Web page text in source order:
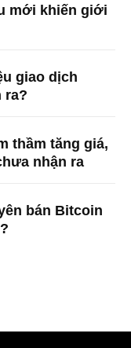
mới khiến giới
giao dịch
ra?
thầm tăng giá,
nhận ra
bán Bitcoin